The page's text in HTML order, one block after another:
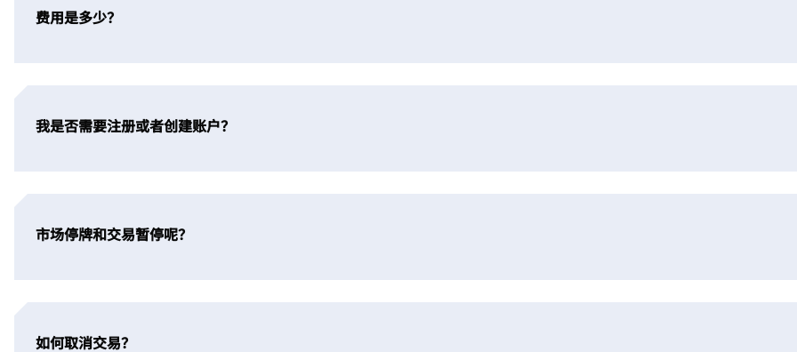
费用是多少？
我是否需要注册或者创建账户？
市场停牌和交易暂停呢？
如何取消交易？